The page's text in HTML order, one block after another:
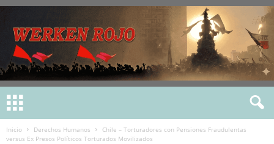
Inicio Derechos Humanos
Chile – Torturadores con Pensiones Fraudulentas
versus Ex Presos Políticos Torturados Movilizados